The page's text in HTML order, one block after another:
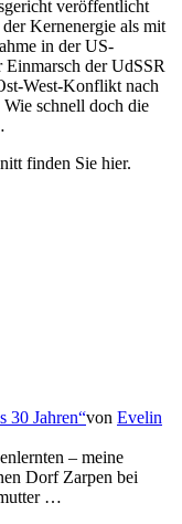
veröffentlicht
Kernenergie als mit
in der US-
Einmarsch der UdSSR
West-Konflikt nach
schnell doch die
finden Sie hier.
30 Jahren von Evelin
– meine
Dorf Zarpen bei
…